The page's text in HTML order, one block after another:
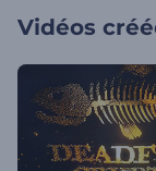
Vidéos